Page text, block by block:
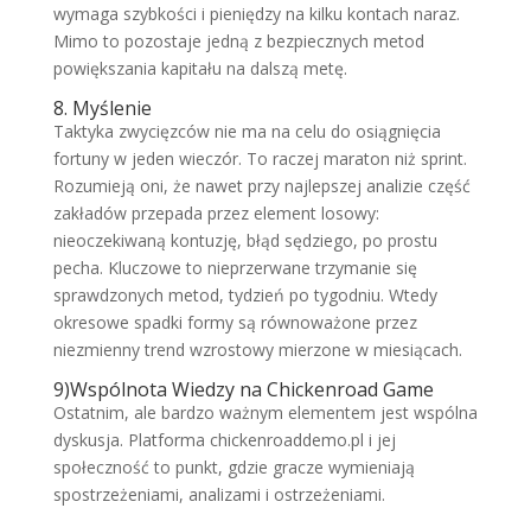
wymaga szybkości i pieniędzy na kilku kontach naraz.
Mimo to pozostaje jedną z bezpiecznych metod
powiększania kapitału na dalszą metę.
8. Myślenie
Taktyka zwycięzców nie ma na celu do osiągnięcia
fortuny w jeden wieczór. To raczej maraton niż sprint.
Rozumieją oni, że nawet przy najlepszej analizie część
zakładów przepada przez element losowy:
nieoczekiwaną kontuzję, błąd sędziego, po prostu
pecha. Kluczowe to nieprzerwane trzymanie się
sprawdzonych metod, tydzień po tygodniu. Wtedy
okresowe spadki formy są równoważone przez
niezmienny trend wzrostowy mierzone w miesiącach.
9)Wspólnota Wiedzy na Chickenroad Game
Ostatnim, ale bardzo ważnym elementem jest wspólna
dyskusja. Platforma chickenroaddemo.pl i jej
społeczność to punkt, gdzie gracze wymieniają
spostrzeżeniami, analizami i ostrzeżeniami.